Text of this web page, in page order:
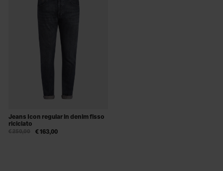
Jeans Icon regular in denim fisso
riciclato
€ 163,00
€ 250,00